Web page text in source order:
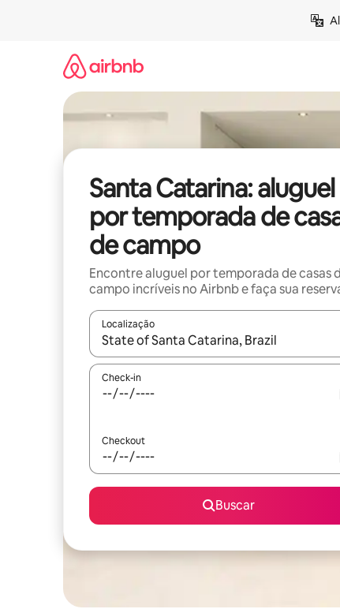
Santa Catarina: aluguel
por temporada de
de campo
Encontre aluguel por temporada de casas
campo incríveis no Airbnb e faça sua
Localização
Quando os resultados estiverem disponíveis,
Check-in
Checkout
Buscar